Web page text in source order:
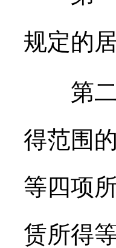
规定的
第二
得范围
等四项
赁所得